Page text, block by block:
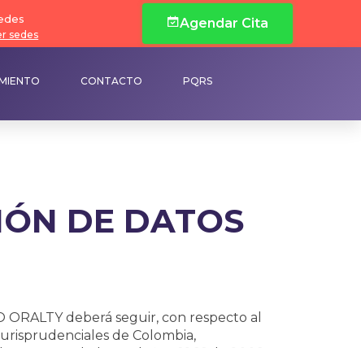
sedes
Agendar Cita
CONTACTO PQRS
DE DATOS
ORALTY deberá seguir, con respecto al
de Colombia,